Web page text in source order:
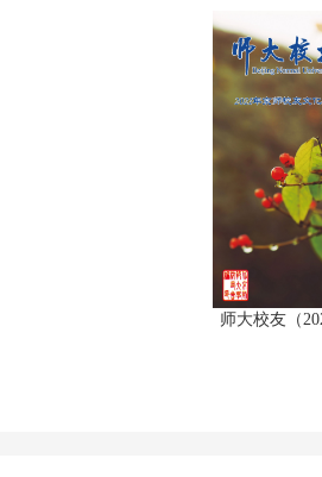
师大校友（